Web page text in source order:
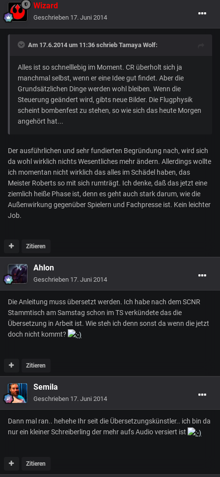
Wizard
Geschrieben 17. Juni 2014
Am 17.6.2014 um 11:36 schrieb Tamaya Wolf:
Alles ist so schnelllebig im Moment. CR überholt sich ja
manchmal selbst, wenn er eine Idee gut findet. Aber die
Grundsätzlichen Dinge werden wohl bleiben. Wenn die
Steuerung geändert wird, gibts neue Bilder. Die Flugphysik
scheint bombenfest zu stehen, so wie sich das heute Morgen
angehört hat...
Der ausführlichen und sehr fundierten Begründung nach, wird sich
da wohl wirklich nichts Wesentliches mehr ändern. Allerdings wollte
ich momentan nicht wirklich das alles im Schädel haben, das
Meister Roberts so mit sich rumträgt. Ich denke, daß das jetzt eine
ziemlich heiße Phase ist, denn es geht auch stark darum, wie die
Außenwirkung gegenüber Spielern und Fachpresse ist. Kein leichter
Job.
Zitieren
Ahlon
Geschrieben 17. Juni 2014
Die Anleitung muss übersetzt werden. Ich habe nach dem SCNR
Stammtisch am Samstag schon im TS verkündete das die
Übersetzung in Arbeit ist. Wie steh ich denn sonst da wenn die jetzt
doch nicht kommt?
Zitieren
Semila
Geschrieben 17. Juni 2014
Dann mal ran.. hehehe Ihr seit die Übersetzungskünstler.. ich bin da
nur ein kleiner Schreiberling der mehr aufs Audio versiert ist
Zitieren